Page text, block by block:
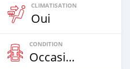
CLIMATISATION
Oui
CONDITION
Occasion